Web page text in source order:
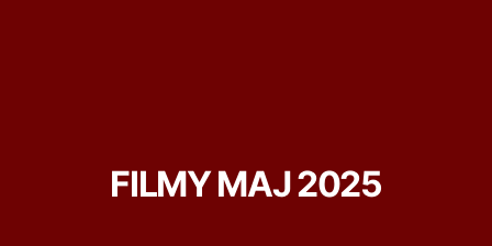
FILMY MAJ 2025